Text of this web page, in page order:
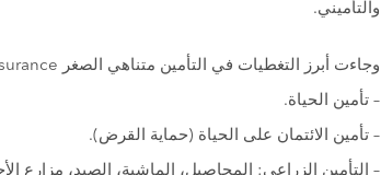
والتأميني.
وجاءت أبرز التغطيات في التأمين متناهي الصغر Microinsurance كالآتي:
– تأمين الحياة.
– تأمين الائتمان على الحياة (حماية القرض).
– التأمين الزراعي: المحاصيل، الماشية، الصيد، مزارع